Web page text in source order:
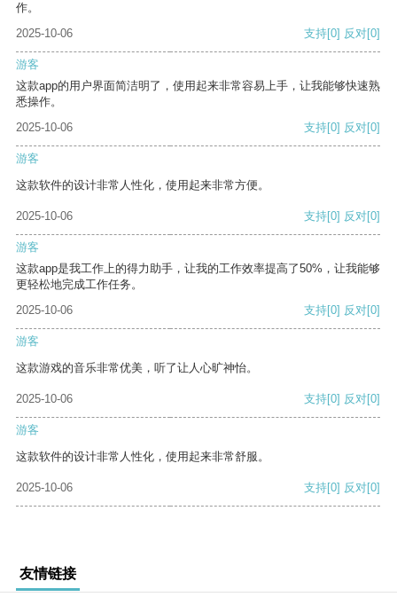
作。
2025-10-06
支持[0] 反对[0]
游客
这款app的用户界面简洁明了，使用起来非常容易上手，让我能够快速熟
悉操作。
2025-10-06
支持[0] 反对[0]
游客
这款软件的设计非常人性化，使用起来非常方便。
2025-10-06 支持[0] 反对[0]
游客
这款app是我工作上的得力助手，让我的工作效率提高了50%，让我能够
更轻松地完成工作任务。
2025-10-06
支持[0] 反对[0]
游客
这款游戏的音乐非常优美，听了让人心旷神怡。
2025-10-06 支持[0] 反对[0]
游客
这款软件的设计非常人性化，使用起来非常舒服。
2025-10-06 支持[0] 反对[0]
友情链接